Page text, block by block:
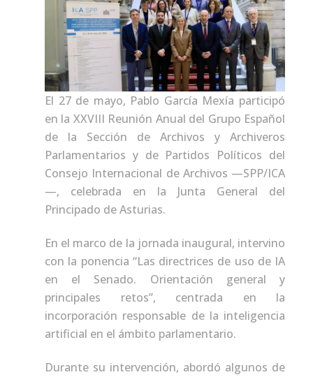
El 27 de mayo, Pablo García Mexía participó
en la XXVIII Reunión Anual del Grupo Español
de la Sección de Archivos y Archiveros
Parlamentarios y de Partidos Políticos del
Consejo Internacional de Archivos —SPP/ICA
—, celebrada en la Junta General del
Principado de Asturias.
En el marco de la jornada inaugural, intervino
con la ponencia “Las directrices de uso de IA
en el Senado. Orientación general y
principales retos”, centrada en la
incorporación responsable de la inteligencia
artificial en el ámbito parlamentario.
Durante su intervención, abordó algunos de